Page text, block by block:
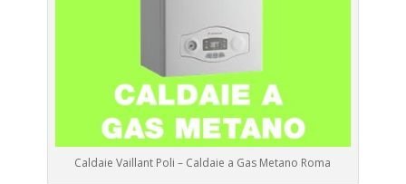
Caldaie Vaillant Poli – Caldaie a Gas Metano Roma